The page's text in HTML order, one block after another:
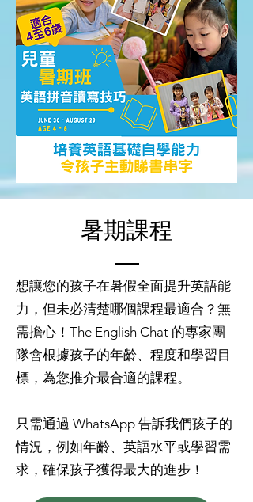
暑期課程
想讓您的孩子在暑假全面提升英語能
力，但未必清楚哪個課程最適合？無
需擔心！The English Chat 的專家團
隊會根據孩子的年齡、程度和學習目
標，為您推介最合適的課程。
只需通過 WhatsApp 告訴我們孩子的
情況，例如年齡、英語水平或學習需
求，確保孩子獲得最大的進步！